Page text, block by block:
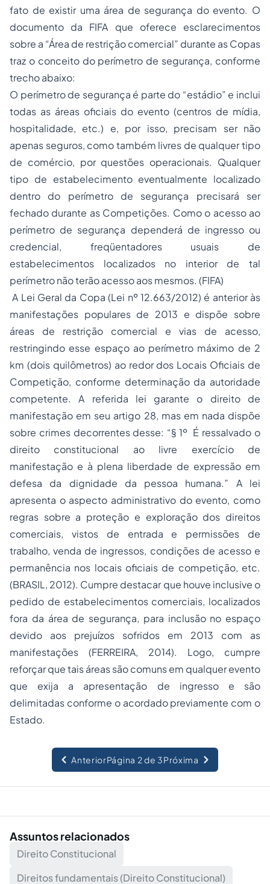
fato de existir uma área de segurança do evento. O
documento da FIFA que oferece esclarecimentos
sobre a “Área de restrição comercial” durante as Copas
traz o conceito do perímetro de segurança, conforme
trecho abaixo:
O perímetro de segurança é parte do “estádio” e inclui
todas as áreas oficiais do evento (centros de mídia,
hospitalidade, etc.) e, por isso, precisam ser não
apenas seguros, como também livres de qualquer tipo
de comércio, por questões operacionais. Qualquer
tipo de estabelecimento eventualmente localizado
dentro do perímetro de segurança precisará ser
fechado durante as Competições. Como o acesso ao
perímetro de segurança dependerá de ingresso ou
credencial, freqüentadores usuais de
estabelecimentos localizados no interior de tal
perímetro não terão acesso aos mesmos. (FIFA)
A Lei Geral da Copa (Lei nº 12.663/2012) é anterior às
manifestações populares de 2013 e dispõe sobre
áreas de restrição comercial e vias de acesso,
restringindo esse espaço ao perímetro máximo de 2
km (dois quilômetros) ao redor dos Locais Oficiais de
Competição, conforme determinação da autoridade
competente. A referida lei garante o direito de
manifestação em seu artigo 28, mas em nada dispõe
sobre crimes decorrentes desse: “§ 1º É ressalvado o
direito constitucional ao livre exercício de
manifestação e à plena liberdade de expressão em
defesa da dignidade da pessoa humana.” A lei
apresenta o aspecto administrativo do evento, como
regras sobre a proteção e exploração dos direitos
comerciais, vistos de entrada e permissões de
trabalho, venda de ingressos, condições de acesso e
permanência nos locais oficiais de competição, etc.
(BRASIL, 2012). Cumpre destacar que houve inclusive o
pedido de estabelecimentos comerciais, localizados
fora da área de segurança, para inclusão no espaço
devido aos prejuízos sofridos em 2013 com as
manifestações (FERREIRA, 2014). Logo, cumpre
reforçar que tais áreas são comuns em qualquer evento
que exija a apresentação de ingresso e são
delimitadas conforme o acordado previamente com o
Estado.
AnteriorPágina 2 de 3Próxima
Assuntos relacionados
Direito Constitucional
Direitos fundamentais (Direito Constitucional)